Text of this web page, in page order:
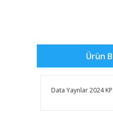
Ürün
Data Yaynlar 2024